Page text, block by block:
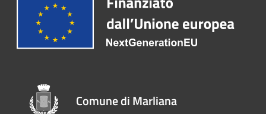
Comune di Marliana